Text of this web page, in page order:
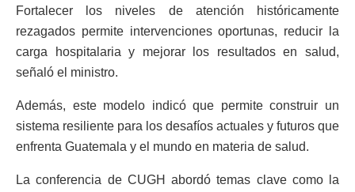
Fortalecer los niveles de atención históricamente
rezagados permite intervenciones oportunas, reducir la
carga hospitalaria y mejorar los resultados en salud,
señaló el ministro.
Además, este modelo indicó que permite construir un
sistema resiliente para los desafíos actuales y futuros que
enfrenta Guatemala y el mundo en materia de salud.
La conferencia de CUGH abordó temas clave como la